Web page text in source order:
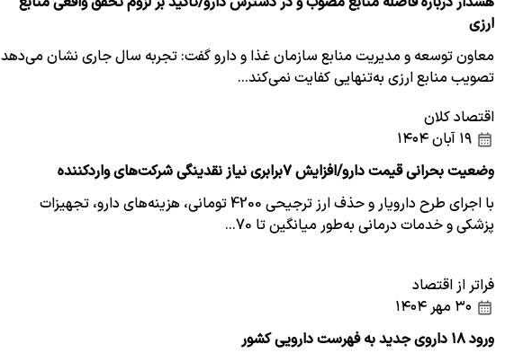
ارزی
معاون توسعه و مدیریت منابع سازمان غذا و دارو گفت: تجربه سال جاری نشان می‌دهد
تصویب منابع ارزی به‌تنهایی کفایت نمی‌کند…
اقتصاد کلان
وضعیت بحرانی قیمت دارو/افزایش ۷برابری نیاز نقدینگی شرکت‌های واردکننده
با اجرای طرح دارویار و حذف ارز ترجیحی 4200 تومانی، هزینه‌های دارو، تجهیزات
پزشکی و خدمات درمانی به‌طور میانگین تا 70…
فراتر از اقتصاد
ورود ۱۸ داروی جدید به فهرست دارویی کشور